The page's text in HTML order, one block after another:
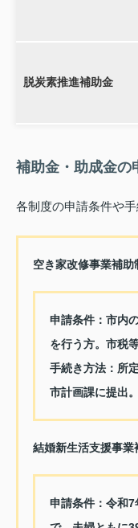
脱炭素推進補助金
補助金・助成金の
各制度の申請条件や
空き家改修事業補助
申請条件： 市内
を行う方。市税
手続き方法： 所
市計画課に提出。
結婚新生活支援事業
申請条件： 令和7